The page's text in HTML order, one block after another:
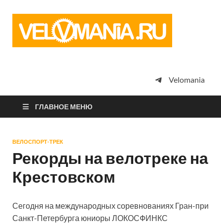
просто
Velomania
ГЛАВНОЕ МЕНЮ
ВЕЛОСПОРТ-ТРЕК
Рекорды на велотреке на
Крестовском
Сегодня на международных соревнованиях Гран-при
Санкт-Петербурга юниоры ЛОКОСФИНКС